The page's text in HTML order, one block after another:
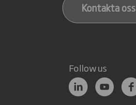
Kontakta oss
Follow us